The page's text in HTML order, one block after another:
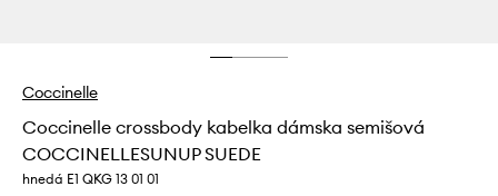
Coccinelle
Coccinelle crossbody kabelka dámska semišová
COCCINELLESUNUP SUEDE
hnedá E1 QKG 13 01 01